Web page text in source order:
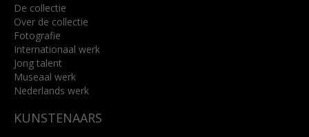
De collectie
Over de collectie
Fotografie
Internationaal werk
Jong talent
Museaal werk
Nederlands werk
KUNSTENAARS